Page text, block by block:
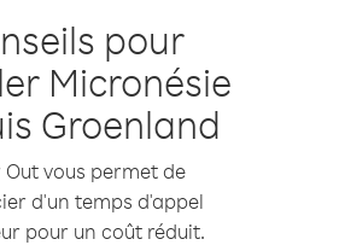
pour
Micronésie
Groenland
Out vous permet de
d'un temps d'appel
pour un coût réduit.